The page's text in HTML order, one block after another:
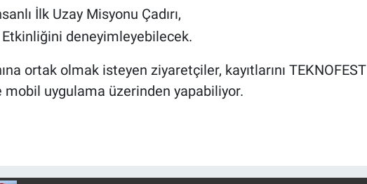
İlk Uzay Misyonu Çadırı,
Etkinliğini deneyimleyebilecek.
ortak olmak isteyen ziyaretçiler, kayıtlarını TEKNOFEST
uygulama üzerinden yapabiliyor.